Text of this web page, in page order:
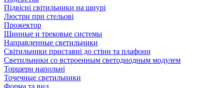
Підвісні світильники на шнурі
Люстри при стельові
Прожектор
Шинные и трековые системы
Направленные светильники
Світильники приставні до стіни та плафони
Светильники со встроенным светодиодным модулем
Торшери напольні
Точечные светильники
Форма та вид